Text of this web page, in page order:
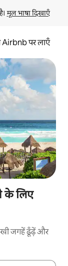
मूल भाषा दिखाएँ
पर लाएँ
के लिए
जगहें ढूँढ़ें और